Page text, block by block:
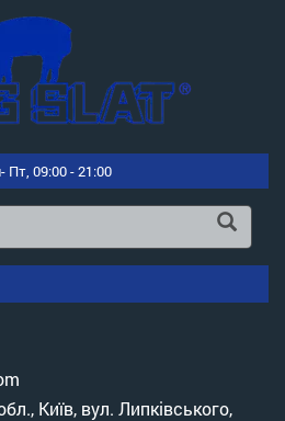
Пт, 09:00 - 21:00
Київ, вул. Липківського,